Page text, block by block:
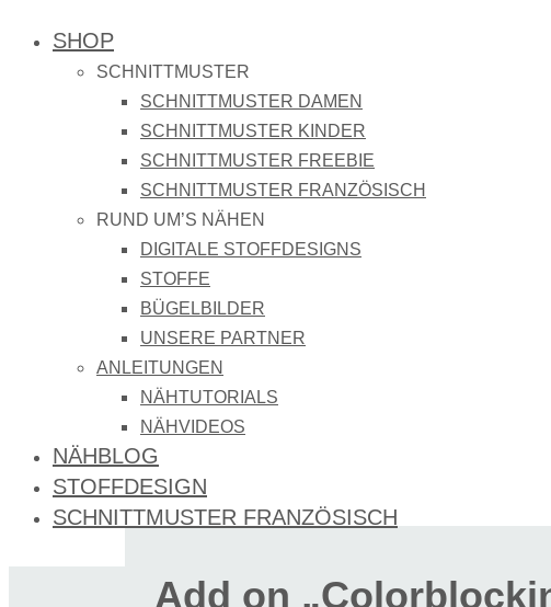
SHOP
SCHNITTMUSTER
SCHNITTMUSTER DAMEN
SCHNITTMUSTER KINDER
SCHNITTMUSTER FREEBIE
SCHNITTMUSTER FRANZÖSISCH
RUND UM’S NÄHEN
DIGITALE STOFFDESIGNS​
STOFFE
BÜGELBILDER
UNSERE PARTNER
ANLEITUNGEN
NÄHTUTORIALS
NÄHVIDEOS
NÄHBLOG
STOFFDESIGN
SCHNITTMUSTER FRANZÖSISCH
Add on